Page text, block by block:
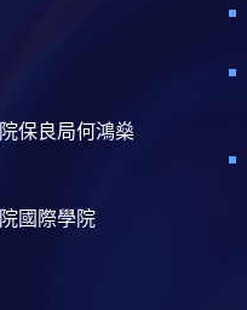
保良局何鴻燊
國際學院